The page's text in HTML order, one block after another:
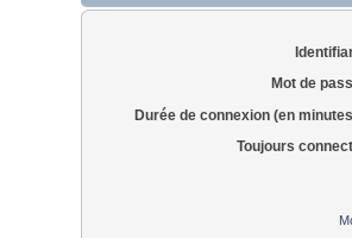
Mot de
Durée de connexion (en
Toujours